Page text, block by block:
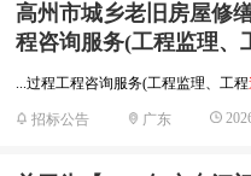
高州市城乡老旧房屋修
程咨询服务(工程监理、
...过程工程咨询服务(工程监理、工程
招标公告 广东